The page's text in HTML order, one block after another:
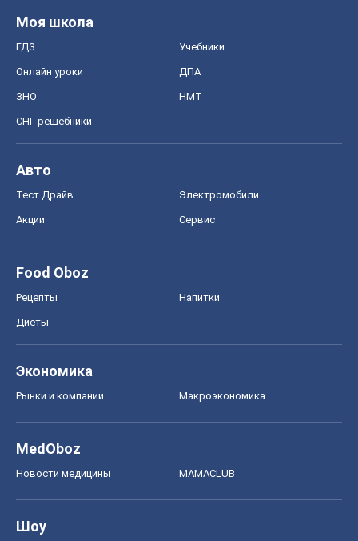
Моя школа
ГДЗ Учебники
Онлайн уроки ДПА
ЗНО НМТ
СНГ решебники
Авто
Тест Драйв Электромобили
Акции Сервис
Food Oboz
Рецепты Напитки
Диеты
Экономика
Рынки и компании Mакроэкономика
MedOboz
Новости медицины MAMACLUB
Шоу